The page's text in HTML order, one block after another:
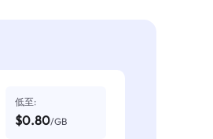
低至:
$0.80/GB